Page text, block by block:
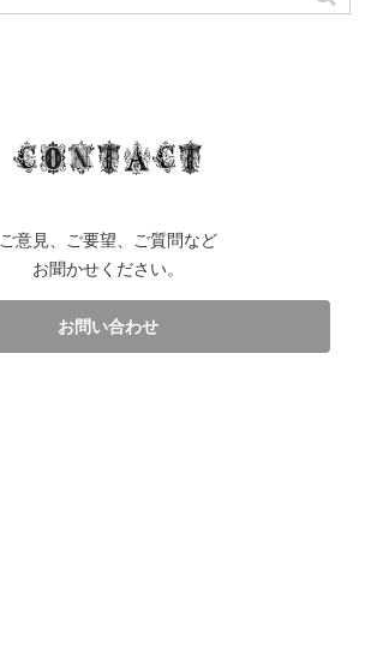
ご意見、ご要望、ご質問など
お聞かせください。
お問い合わせ